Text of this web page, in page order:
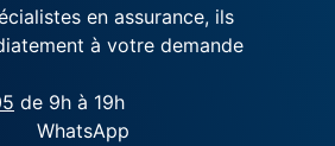
en assurance, ils
à votre demande
de 9h à 19h
WhatsApp